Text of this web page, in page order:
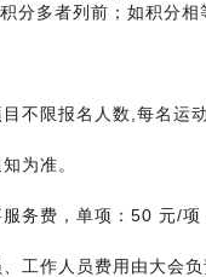
分多者列前；如积分
不限报名人数,每名运
为准。
务费，单项：50 元/
工作人员费用由大会负